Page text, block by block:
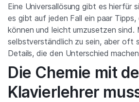
Eine Universallösung gibt es hierfür
es gibt auf jeden Fall ein paar Tipps,
können und leicht umzusetzen sind.
selbstverständlich zu sein, aber oft
Details, die den Unterschied
Die Chemie mit
Klavierlehrer